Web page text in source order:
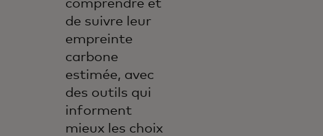
comprendre et
de suivre leur
empreinte
carbone
estimée, avec
des outils qui
informent
mieux les choix